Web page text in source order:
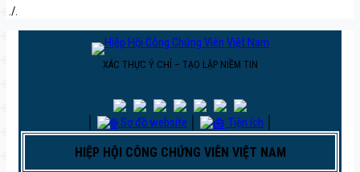
./.
XÁC THỰC Ý CHÍ – TẠO LẬP NIỀM TIN
Sơ đồ website Tiện ích
HIỆP HỘI CÔNG CHỨNG VIÊN VIỆT NAM